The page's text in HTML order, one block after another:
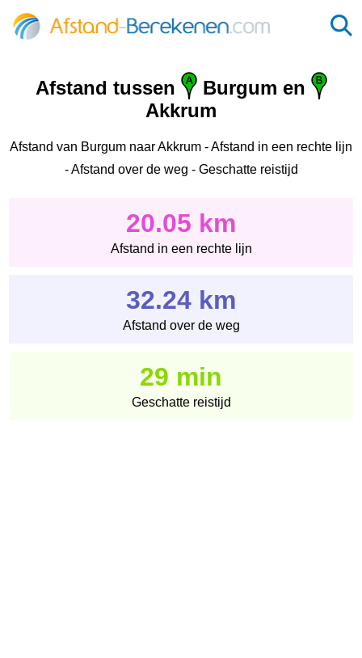
Afstand tussen
Burgum en
Akkrum
Afstand van Burgum naar Akkrum - Afstand in een rechte lijn
- Afstand over de weg - Geschatte reistijd
20.05 km
Afstand in een rechte lijn
32.24 km
Afstand over de weg
29 min
Geschatte reistijd